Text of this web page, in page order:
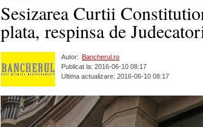
Sesizarea Curtii
plata, respinsa de
Autor:
Bancherul.ro
Publicat la: 2016-06-10 08:17
Ultima actualizare: 2016-06-10 08:17